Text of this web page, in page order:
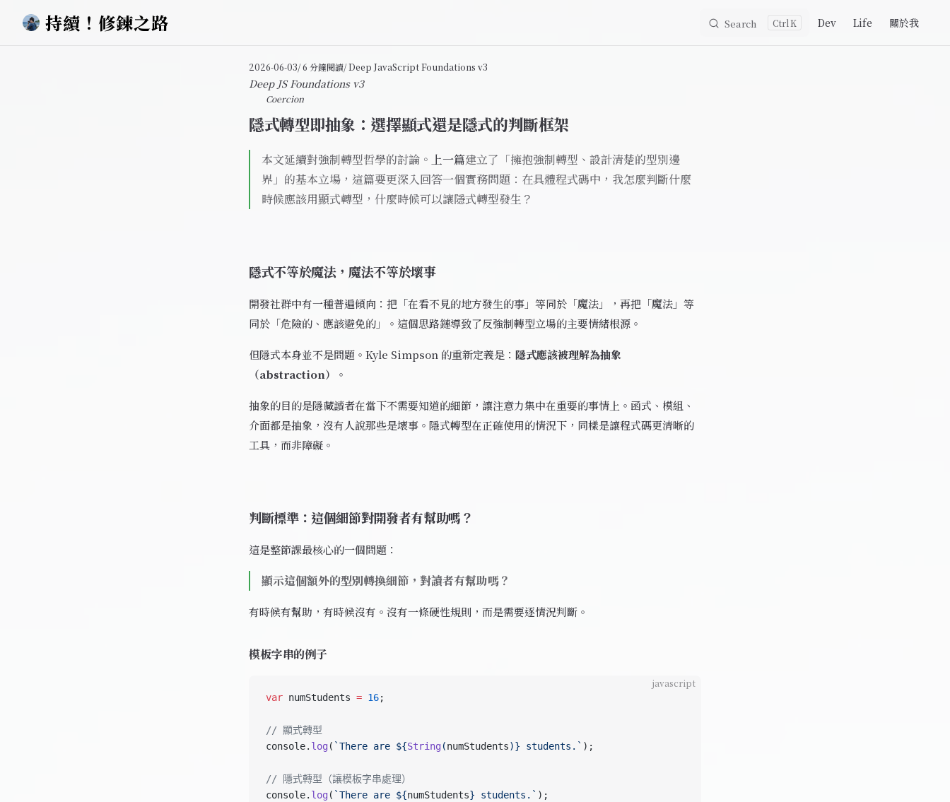
Skip to content
持續！修鍊之路 Search K Dev Life 關於我
2026-06-03/ 6 分鐘閱讀/ Deep JavaScript Foundations v3
Deep JS Foundations v3
Coercion
隱式轉型即抽象：選擇顯式還是隱式的判斷框架
本文延續對強制轉型哲學的討論。 上一篇建立了「擁抱強制轉型、設計清楚的型別邊
界」的基本立場，這篇要更深入回答一個實務問題：在具體程式碼中，我怎麼判斷什麼
時候應該用顯式轉型，什麼時候可以讓隱式轉型發生？
隱式不等於魔法，魔法不等於壞事
開發社群中有一種普遍傾向：把「在看不見的地方發生的事」等同於「魔法」，再把「魔法」等
同於「危險的、應該避免的」。這個思路鏈導致了反強制轉型立場的主要情緒根源。
但隱式本身並不是問題。Kyle Simpson 的重新定義是： 隱式應該被理解為抽象
（abstraction）
。
抽象的目的是隱藏讀者在當下不需要知道的細節，讓注意力集中在重要的事情上。函式、模組、
介面都是抽象，沒有人說那些是壞事。隱式轉型在正確使用的情況下，同樣是讓程式碼更清晰的
工具，而非障礙。
判斷標準：這個細節對開發者有幫助嗎？
這是整節課最核心的一個問題：
顯示這個額外的型別轉換細節，對讀者有幫助嗎？
有時候有幫助，有時候沒有。沒有一條硬性規則，而是需要逐情況判斷。
模板字串的例子
javascript
var numStudents = 16;
// 顯式轉型
console. log ( `There are ${String (numStudents)} students.` );
// 隱式轉型（讓模板字串處理）
console. log ( `There are ${numStudents} students.` );